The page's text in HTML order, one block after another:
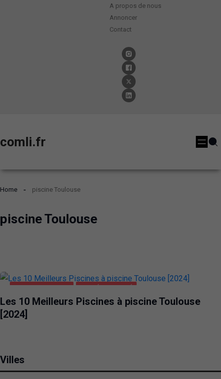
A propos de nous
Annoncer
Contact
comli.fr
Home piscine Toulouse
piscine Toulouse
PISCINE TOULOUSE SANTÉ ET BEAUTÉ
Les 10 Meilleurs Piscines à piscine Toulouse
[2024]
Villes